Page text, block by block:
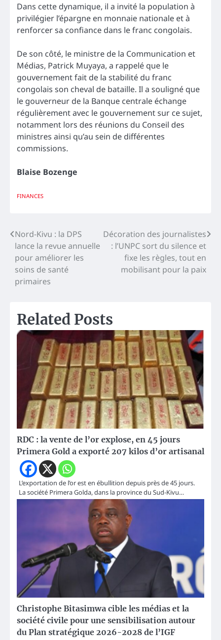
Dans cette dynamique, il a invité la population à
privilégier l’épargne en monnaie nationale et à
renforcer sa confiance dans le franc congolais.
De son côté, le ministre de la Communication et
Médias, Patrick Muyaya, a rappelé que le
gouvernement fait de la stabilité du franc
congolais son cheval de bataille. Il a souligné que
le gouverneur de la Banque centrale échange
régulièrement avec le gouvernement sur ce sujet,
notamment lors des réunions du Conseil des
ministres ainsi qu’au sein de différentes
commissions.
Blaise Bozenge
FINANCES
Navigation
de
l’article
Nord-Kivu : la DPS
lance la revue annuelle
pour améliorer les
soins de santé
primaires
Décoration des journalistes
: l’UNPC sort du silence et
fixe les règles, tout en
mobilisant pour la paix
Related Posts
RDC : la vente de l’or explose, en 45 jours
Primera Gold a exporté 207 kilos d’or artisanal
L’exportation de l’or est en ébullition depuis près de 45 jours.
La société Primera Golda, dans la province du Sud-Kivu…
Christophe Bitasimwa cible les médias et la
société civile pour une sensibilisation autour
du Plan stratégique 2026-2028 de l’IGF